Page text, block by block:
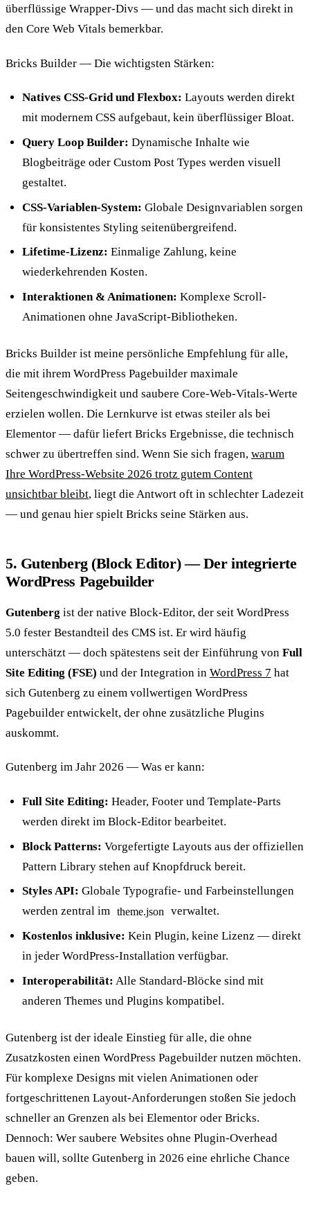
überflüssige Wrapper-Divs — und das macht sich direkt in
den Core Web Vitals bemerkbar.
Bricks Builder — Die wichtigsten Stärken:
Natives CSS-Grid und Flexbox: Layouts werden direkt
mit modernem CSS aufgebaut, kein überflüssiger Bloat.
Query Loop Builder: Dynamische Inhalte wie
Blogbeiträge oder Custom Post Types werden visuell
gestaltet.
CSS-Variablen-System: Globale Designvariablen sorgen
für konsistentes Styling seitenübergreifend.
Lifetime-Lizenz: Einmalige Zahlung, keine
wiederkehrenden Kosten.
Interaktionen & Animationen: Komplexe Scroll-
Animationen ohne JavaScript-Bibliotheken.
Bricks Builder ist meine persönliche Empfehlung für alle,
die mit ihrem WordPress Pagebuilder maximale
Seitengeschwindigkeit und saubere Core-Web-Vitals-Werte
erzielen wollen. Die Lernkurve ist etwas steiler als bei
Elementor — dafür liefert Bricks Ergebnisse, die technisch
schwer zu übertreffen sind. Wenn Sie sich fragen, warum
Ihre WordPress-Website 2026 trotz gutem Content
unsichtbar bleibt, liegt die Antwort oft in schlechter Ladezeit
— und genau hier spielt Bricks seine Stärken aus.
5. Gutenberg (Block Editor) — Der integrierte
WordPress Pagebuilder
Gutenberg ist der native Block-Editor, der seit WordPress
5.0 fester Bestandteil des CMS ist. Er wird häufig
unterschätzt — doch spätestens seit der Einführung von Full
Site Editing (FSE) und der Integration in WordPress 7 hat
sich Gutenberg zu einem vollwertigen WordPress
Pagebuilder entwickelt, der ohne zusätzliche Plugins
auskommt.
Gutenberg im Jahr 2026 — Was er kann:
Full Site Editing: Header, Footer und Template-Parts
werden direkt im Block-Editor bearbeitet.
Block Patterns: Vorgefertigte Layouts aus der offiziellen
Pattern Library stehen auf Knopfdruck bereit.
Styles API: Globale Typografie- und Farbeinstellungen
werden zentral im theme.json
verwaltet.
Kostenlos inklusive: Kein Plugin, keine Lizenz — direkt
in jeder WordPress-Installation verfügbar.
Interoperabilität: Alle Standard-Blöcke sind mit
anderen Themes und Plugins kompatibel.
Gutenberg ist der ideale Einstieg für alle, die ohne
Zusatzkosten einen WordPress Pagebuilder nutzen möchten.
Für komplexe Designs mit vielen Animationen oder
fortgeschrittenen Layout-Anforderungen stoßen Sie jedoch
schneller an Grenzen als bei Elementor oder Bricks.
Dennoch: Wer saubere Websites ohne Plugin-Overhead
bauen will, sollte Gutenberg in 2026 eine ehrliche Chance
geben.